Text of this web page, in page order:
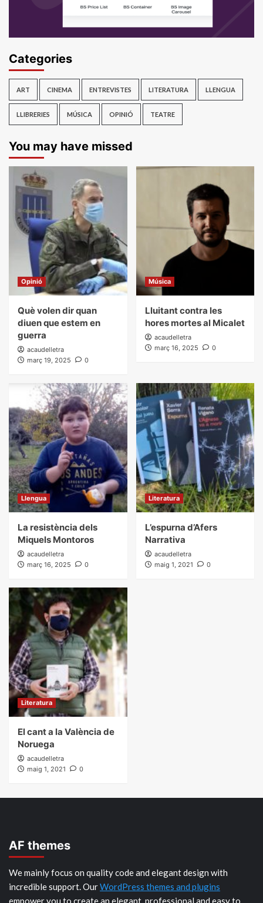
Categories
ART CINEMA ENTREVISTES LITERATURA LLENGUA
LLIBRERIES MÚSICA OPINIÓ TEATRE
You may have missed
Opinió
Què volen dir quan
diuen que estem en
guerra
acaudelletra
març 19, 2025
0
Música
Lluitant contra les
hores mortes al Micalet
acaudelletra
març 16, 2025
0
Llengua
La resistència dels
Miquels Montoros
acaudelletra
març 16, 2025
0
Literatura
L’espurna d’Afers
Narrativa
acaudelletra
maig 1, 2021
0
Literatura
El cant a la València de
Noruega
acaudelletra
maig 1, 2021
0
AF themes
We mainly focus on quality code and elegant design with
incredible support. OurWordPress themes and plugins
empower you to create an elegant, professional and easy to